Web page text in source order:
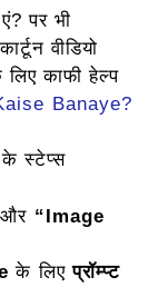
पर भी
वीडियो
लिए काफी हेल्प
Banaye?
स्टेप्स
और “Image
के लिएप्रॉम्प्ट